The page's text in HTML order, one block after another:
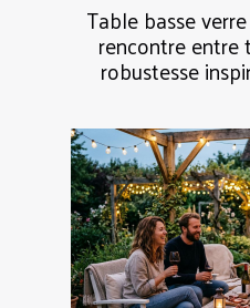
Table basse
rencontre entre
robustesse